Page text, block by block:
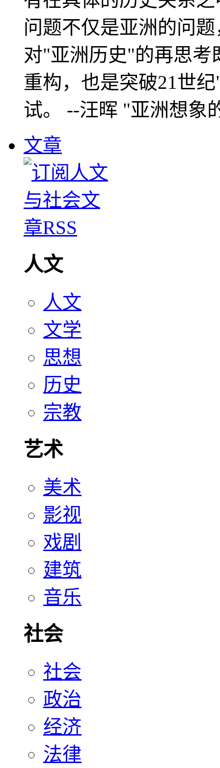
问题不仅是亚洲的问
对"亚洲历史"的再思考
重构，也是突破21世
试。 --汪晖 "亚洲想象
文章
人文
人文
文学
思想
历史
宗教
艺术
美术
影视
戏剧
建筑
音乐
社会
社会
政治
经济
法律